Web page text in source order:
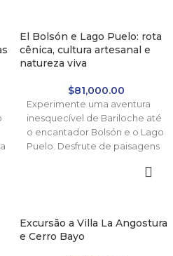
inigualável. Um passeio em
que a natureza, o conforto e a
aventura se combinam de
El Bolsón e Lago Puelo: rota
cênica, cultura artesanal e
natureza viva
$81,000.00
Experimente uma aventura
inesquecível de Bariloche até
o encantador Bolsón e o Lago
Puelo. Desfrute de paisagens
Excursão a Villa La Angostura
e Cerro Bayo